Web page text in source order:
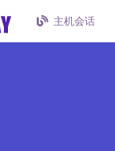
主机会话